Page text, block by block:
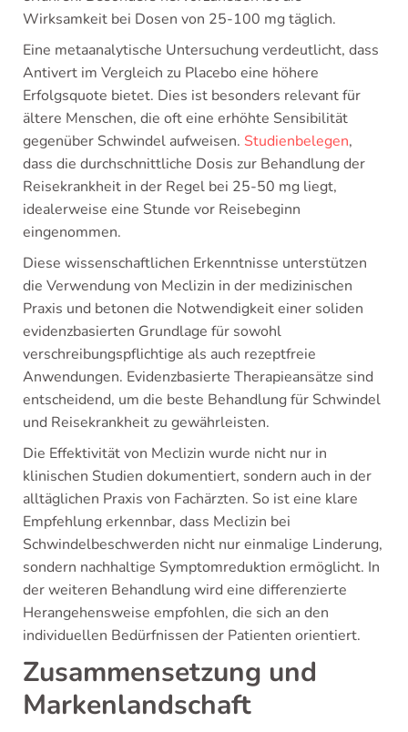
Wirksamkeit bei Dosen von 25-100 mg täglich.
Eine metaanalytische Untersuchung verdeutlicht, dass
Antivert im Vergleich zu Placebo eine höhere
Erfolgsquote bietet. Dies ist besonders relevant für
ältere Menschen, die oft eine erhöhte Sensibilität
gegenüber Schwindel aufweisen. Studienbelegen,
dass die durchschnittliche Dosis zur Behandlung der
Reisekrankheit in der Regel bei 25-50 mg liegt,
idealerweise eine Stunde vor Reisebeginn
eingenommen.
Diese wissenschaftlichen Erkenntnisse unterstützen
die Verwendung von Meclizin in der medizinischen
Praxis und betonen die Notwendigkeit einer soliden
evidenzbasierten Grundlage für sowohl
verschreibungspflichtige als auch rezeptfreie
Anwendungen. Evidenzbasierte Therapieansätze sind
entscheidend, um die beste Behandlung für Schwindel
und Reisekrankheit zu gewährleisten.
Die Effektivität von Meclizin wurde nicht nur in
klinischen Studien dokumentiert, sondern auch in der
alltäglichen Praxis von Fachärzten. So ist eine klare
Empfehlung erkennbar, dass Meclizin bei
Schwindelbeschwerden nicht nur einmalige Linderung,
sondern nachhaltige Symptomreduktion ermöglicht. In
der weiteren Behandlung wird eine differenzierte
Herangehensweise empfohlen, die sich an den
individuellen Bedürfnissen der Patienten orientiert.
Zusammensetzung und
Markenlandschaft